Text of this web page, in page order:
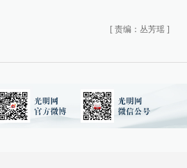
[ 责编：丛芳瑶 ]